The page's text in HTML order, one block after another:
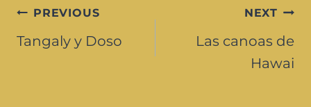
PREVIOUS
Tangaly y Doso
NEXT
Las canoas de
Hawai